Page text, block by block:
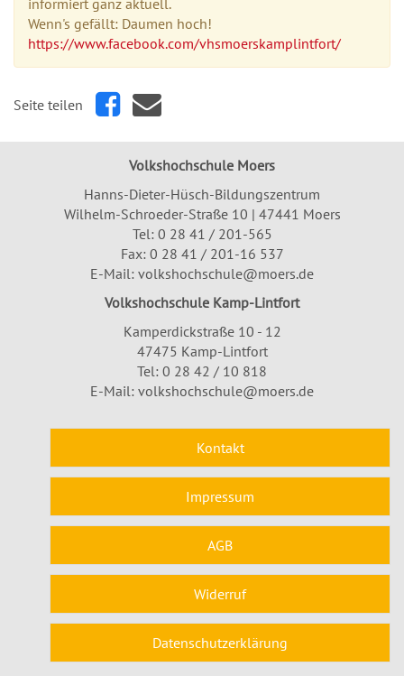
informiert ganz aktuell.
Wenn's gefällt: Daumen hoch!
https://www.facebook.com/vhsmoerskamplintfort/
Seite teilen
Volkshochschule Moers
Hanns-Dieter-Hüsch-Bildungszentrum
Wilhelm-Schroeder-Straße 10 | 47441 Moers
Tel: 0 28 41 / 201-565
Fax: 0 28 41 / 201-16 537
E-Mail: volkshochschule@moers.de
Volkshochschule Kamp-Lintfort
Kamperdickstraße 10 - 12
47475 Kamp-Lintfort
Tel: 0 28 42 / 10 818
E-Mail: volkshochschule@moers.de
Kontakt
Impressum
AGB
Widerruf
Datenschutzerklärung